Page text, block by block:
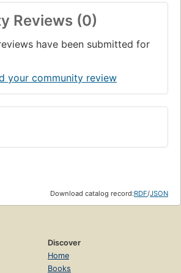
Reviews (0)
have been submitted for
your community review
Download catalog record:RDF/JSON
Discover
Home
Books